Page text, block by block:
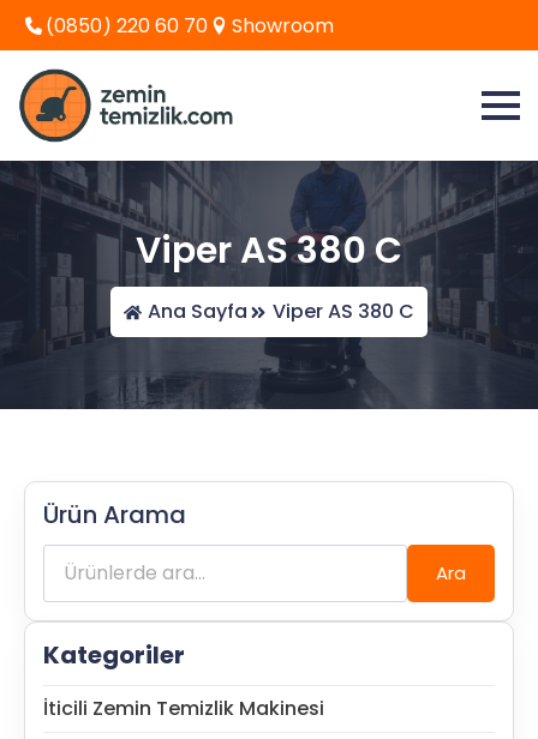
(0850) 220 60 70 Showroom
Viper AS 380 C
Ana Sayfa Viper AS 380 C
Ürün Arama
Ara:
Ara
Kategoriler
İticili Zemin Temizlik Makinesi